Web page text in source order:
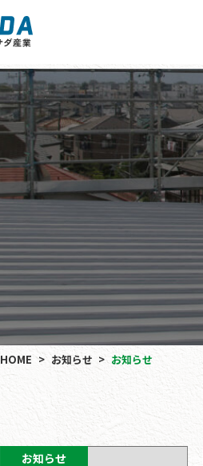
HOME お知らせ お知らせ
お知らせ